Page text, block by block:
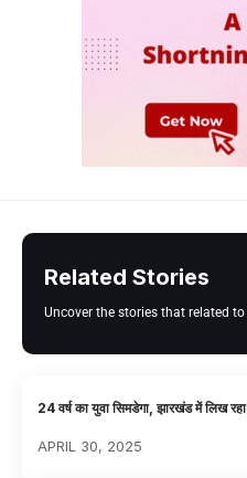
Related Stories
Uncover the stories that related
24 वर्ष का युवा सिमडेगा, झारखंड में लिख
APRIL 30, 2025